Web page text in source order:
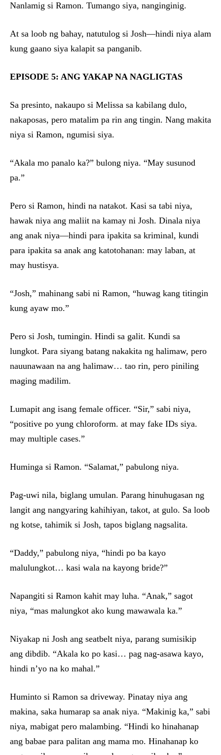
Nanlamig si Ramon. Tumango siya, nanginginig.
At sa loob ng bahay, natutulog si Josh—hindi niya alam
kung gaano siya kalapit sa panganib.
EPISODE 5: ANG YAKAP NA NAGLIGTAS
Sa presinto, nakaupo si Melissa sa kabilang dulo,
nakaposas, pero matalim pa rin ang tingin. Nang makita
niya si Ramon, ngumisi siya.
“Akala mo panalo ka?” bulong niya. “May susunod
pa.”
Pero si Ramon, hindi na natakot. Kasi sa tabi niya,
hawak niya ang maliit na kamay ni Josh. Dinala niya
ang anak niya—hindi para ipakita sa kriminal, kundi
para ipakita sa anak ang katotohanan: may laban, at
may hustisya.
“Josh,” mahinang sabi ni Ramon, “huwag kang titingin
kung ayaw mo.”
Pero si Josh, tumingin. Hindi sa galit. Kundi sa
lungkot. Para siyang batang nakakita ng halimaw, pero
nauunawaan na ang halimaw… tao rin, pero piniling
maging madilim.
Lumapit ang isang female officer. “Sir,” sabi niya,
“positive po yung chloroform. at may fake IDs siya.
may multiple cases.”
Huminga si Ramon. “Salamat,” pabulong niya.
Pag-uwi nila, biglang umulan. Parang hinuhugasan ng
langit ang nangyaring kahihiyan, takot, at gulo. Sa loob
ng kotse, tahimik si Josh, tapos biglang nagsalita.
“Daddy,” pabulong niya, “hindi po ba kayo
malulungkot… kasi wala na kayong bride?”
Napangiti si Ramon kahit may luha. “Anak,” sagot
niya, “mas malungkot ako kung mawawala ka.”
Niyakap ni Josh ang seatbelt niya, parang sumisikip
ang dibdib. “Akala ko po kasi… pag nag-asawa kayo,
hindi n’yo na ko mahal.”
Huminto si Ramon sa driveway. Pinatay niya ang
makina, saka humarap sa anak niya. “Makinig ka,” sabi
niya, mabigat pero malambing. “Hindi ko hinahanap
ang babae para palitan ang mama mo. Hinahanap ko